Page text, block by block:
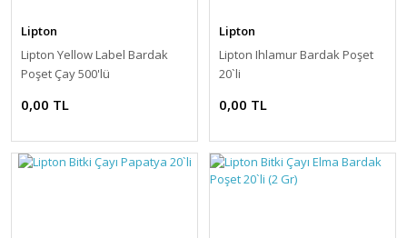
Lipton
Lipton Yellow Label Bardak
Poşet Çay 500'lü
0,00 TL
Lipton
Lipton Ihlamur Bardak Poşet
20`li
0,00 TL